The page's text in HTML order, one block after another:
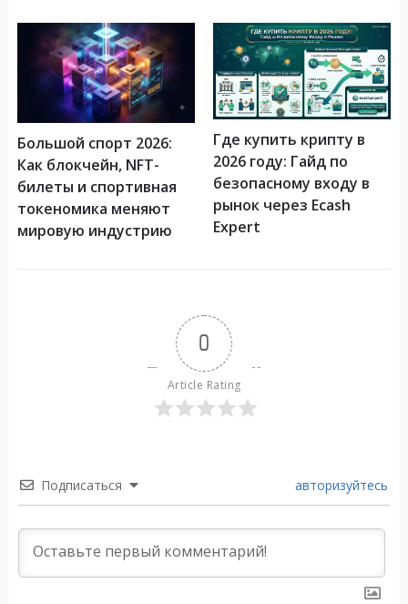
Большой спорт 2026:
Как блокчейн, NFT-
билеты и спортивная
токеномика меняют
мировую индустрию
Где купить крипту в
2026 году: Гайд по
безопасному входу в
рынок через Ecash
Expert
0
Article Rating
Подписаться авторизуйтесь